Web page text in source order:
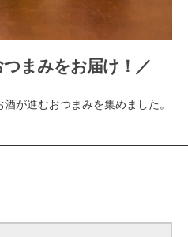
まみをお届け！／
が進むおつまみを集めました。